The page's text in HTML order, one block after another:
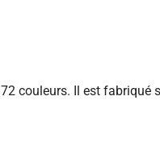
couleurs. Il est fabriqué